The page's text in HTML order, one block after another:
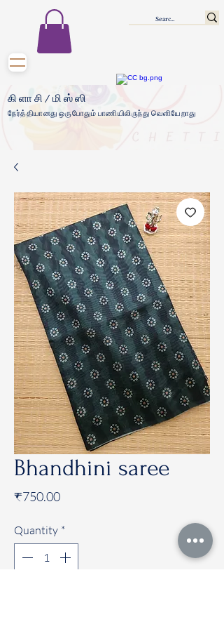
கிளாசி/மிஸ்ஸி
நேர்த்தியானது ஒருபோதும் பாணியிலிருந்து வெளியேறாது
Bhandhini saree
₹750.00Price
Quantity *